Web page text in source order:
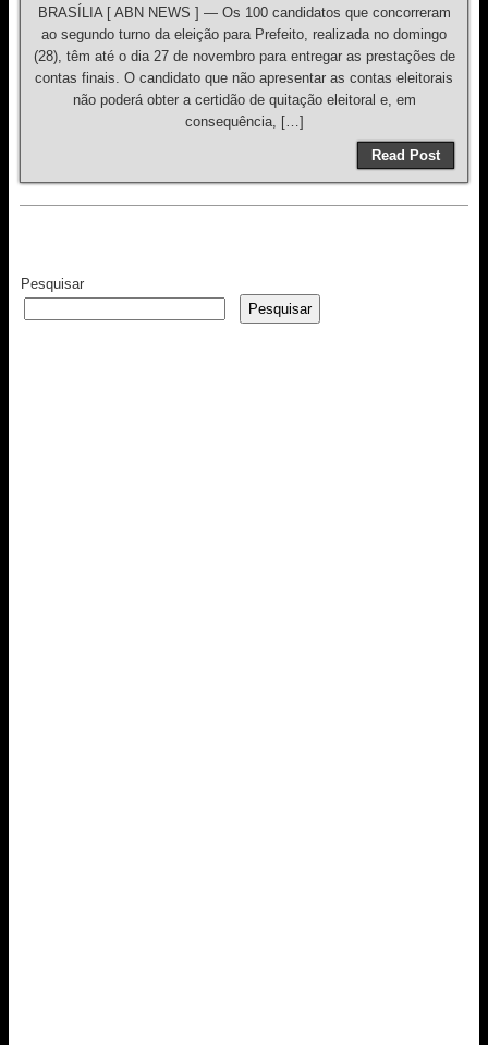
BRASÍLIA [ ABN NEWS ] — Os 100 candidatos que concorreram
ao segundo turno da eleição para Prefeito, realizada no domingo
(28), têm até o dia 27 de novembro para entregar as prestações de
contas finais. O candidato que não apresentar as contas eleitorais
não poderá obter a certidão de quitação eleitoral e, em
consequência, […]
Read Post
Pesquisar
Pesquisar